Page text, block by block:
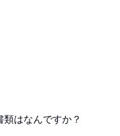
はなんですか？